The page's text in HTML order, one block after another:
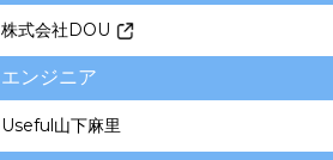
株式会社DOU
エンジニア
Useful山下麻里